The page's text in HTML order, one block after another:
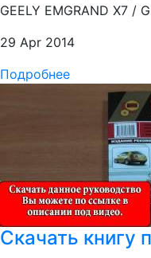
GEELY EMGRAND X7 /
29 Apr 2014
Подробнее
Скачать книгу